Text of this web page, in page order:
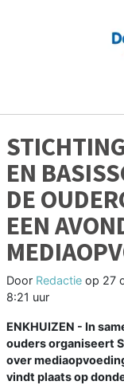
EN
DE
EEN
Door Redactie op 27
8:21 uur
ENKHUIZEN - In
ouders organiseert
over
vindt plaats op